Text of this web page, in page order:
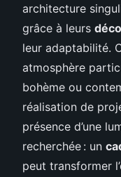
architecture
grâce à leurs
leur adaptabilité.
atmosphère
bohème ou
réalisation de
présence d’une
recherchée : un
peut transformer